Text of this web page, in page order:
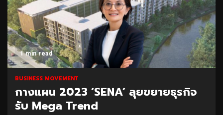
1 min read
BUSINESS MOVEMENT
กางแผน 2023 ‘SENA’ ลุยขยายธุรกิจ
รับ Mega Trend